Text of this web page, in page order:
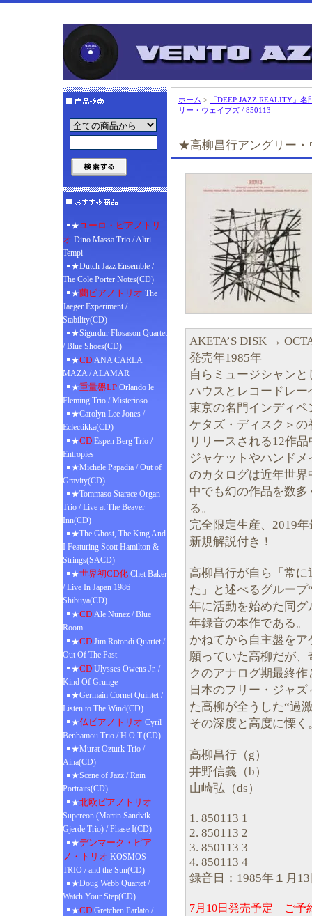
★ユーロ・ピアノトリ
オ Dino Massa Trio / Altri
Tempi
★Dutch Jazz Ensemble /
The Cole Porter Notes(CD)
★蘭ピアノトリオ The
Jaeger Experiment /
Stability(CD)
★Sigurdur Flosason Quartet
/ Blue Shoes(CD)
★CD ANA CARLA
MAZA / ALAMAR
★重量盤LP Orlando le
Fleming Trio / Misterioso
★Carolyn Lee Jones /
Eclectikka(CD)
★CD Espen Berg Trio /
Entropies
★Michele Papadia / Out of
Gravity(CD)
★Tommaso Starace Organ
Trio / Live at The Beaver
Inn(CD)
★The Ghost, The King And
I Featuring Scott Hamilton &
Strings(SACD)
★世界初CD化 Chet Baker
/ Live In Japan 1986
Shibuya(CD)
★CD Ale Nunez / Blue
Room
★CD Jim Rotondi Quartet /
Out Of The Past
★CD Ulysses Owens Jr. /
Kind Of Grunge
★Germain Cornet Quintet /
Listen to The Wind(CD)
★仏ピアノトリオ Cyril
Benhamou Trio / H.O.T.(CD)
★Murat Ozturk Trio /
Aina(CD)
★Scene of Jazz / Rain
Portraits(CD)
★北欧ピアノトリオ
Supereon (Martin Sandvik
Gjerde Trio) / Phase I(CD)
★デンマーク・ピア
ノ・トリオ KOSMOS
TRIO / and the Sun(CD)
★Doug Webb Quartet /
Watch Your Step(CD)
★CD Gretchen Parlato /
ホーム >
「DEEP JAZZ REALITY」
リー・ウェイブズ / 850113
★高柳昌行アングリー・
AKETA’S DISK →
発売年1985年
自らミュージシャン
ハウスとレコードレ
東京の名門インディ
ケタズ・ディスク＞
リリースされる12作
ジャケットやハンド
のカタログは近年世
中でも幻の作品を数
る。
完全限定生産、2019
新規解説付き！
高柳昌行が自ら「常
た」と述べるグループ
年に活動を始めた同
年録音の本作である。
かねてから自主盤を
願っていた高柳だが
クのアナログ期最終作
日本のフリー・ジャ
た高柳が全うした“過
その深度と高度に慄く
高柳昌行（g）
井野信義（b）
山崎弘（ds）
1. 850113 1
2. 850113 2
3. 850113 3
4. 850113 4
録音日：1985年１月
7月10日発売予定 ご予